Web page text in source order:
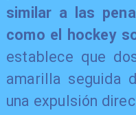
similar a las
como el hockey
establece que
amarilla seguida
una expulsión